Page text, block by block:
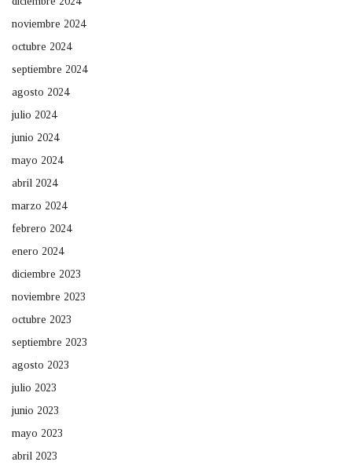
noviembre 2024
octubre 2024
septiembre 2024
agosto 2024
julio 2024
junio 2024
mayo 2024
abril 2024
marzo 2024
febrero 2024
enero 2024
diciembre 2023
noviembre 2023
octubre 2023
septiembre 2023
agosto 2023
julio 2023
junio 2023
mayo 2023
abril 2023